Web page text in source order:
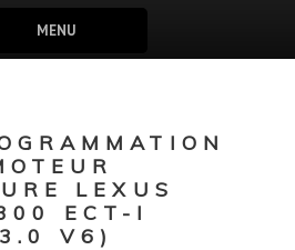
MENU
LEXUS
ECT-I
V6)